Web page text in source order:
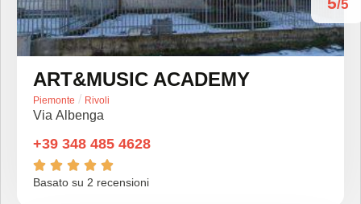
/5
ART&MUSIC ACADEMY
Piemonte / Rivoli
Via Albenga
+39 348 485 4628
    
Basato su 2 recensioni